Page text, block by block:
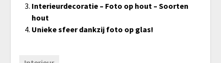
Interieurdecoratie – Foto op hout – Soorten
hout
Unieke sfeer dankzij foto op glas!